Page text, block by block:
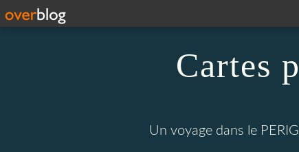
Cartes
Un voyage dans le